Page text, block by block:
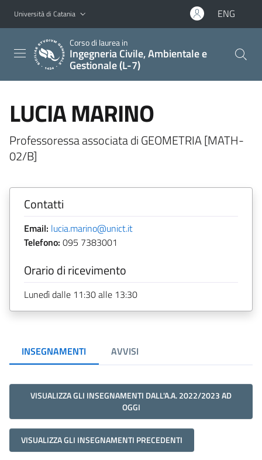
Vai al contenuto principale
Vai al menu di navigazione
Università di Catania ENG
Corso di laurea in
Ingegneria Civile, Ambientale e
Gestionale (L-7)
LUCIA MARINO
Professoressa associata di GEOMETRIA [MATH-
02/B]
Contatti
Email: lucia.marino@unict.it
Telefono: 095 7383001
Orario di ricevimento
Lunedì dalle 11:30 alle 13:30
INSEGNAMENTI AVVISI
VISUALIZZA GLI INSEGNAMENTI DALL'A.A. 2022/2023 AD
OGGI
VISUALIZZA GLI INSEGNAMENTI PRECEDENTI